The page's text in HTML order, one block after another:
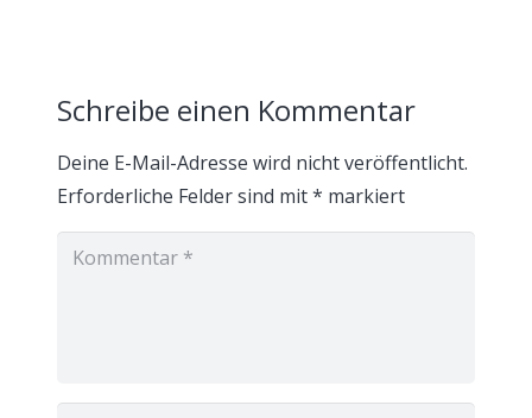
Schreibe einen Kommentar
Deine E-Mail-Adresse wird nicht veröffentlicht.
Erforderliche Felder sind mit* markiert